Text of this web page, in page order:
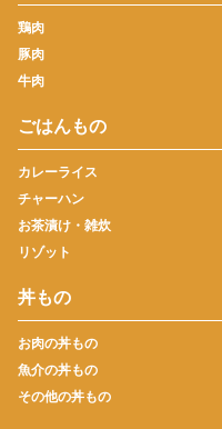
鶏肉
豚肉
牛肉
ごはんもの
カレーライス
チャーハン
お茶漬け・雑炊
リゾット
丼もの
お肉の丼もの
魚介の丼もの
その他の丼もの